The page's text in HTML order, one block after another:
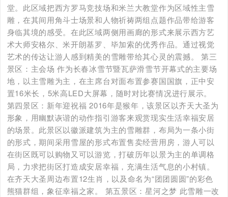
堂。此区域把西方罗马竞技场和米兰大教堂作为区域性主雪
雕，在其间用角斗士场景和人物祈祷两组点题作品带给游客
身临其境的感受。在此区域两侧用画廊的形式来展示西方艺
术大师安格尔、米开朗基罗、毕加索的优秀作品。通过视觉
艺术的传达让游人感到精美的雪雕带给其心灵的震撼。 第三
景区：主会场 作为长春冰雪节暨瓦萨滑雪节开幕式的主要场
地，以主雪雕为主，在主席台对面布置参赛国国旗，正中安
置16米长，5米高LED大屏幕，随时对比赛情况进行展示。
第四景区：新年迎祝福 2016年是猴年，该景区以齐天大圣为
形象，用幽默诙谐的动作指引游客来观赏现实生活幸福安居
的场景。此景区以徽派建筑为主的雪雕群，布局为一条小街
的形式，期间采用雪屋的形式布置售卖经营用房，游人可以
在街区既可以购物又可以游览，打破历年以景为主的单调格
局，力求把街区打造成安居幸福，充满生活气息的小村镇。
在齐天大圣周边布置12生肖，以及命名为“团团圆圆”的彩色
熊猫群组，象征幸福之家。 第五景区：星河之梦 此雪雕一改